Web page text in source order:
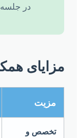
در جلسه دفاع.
مزیت
تخصص و